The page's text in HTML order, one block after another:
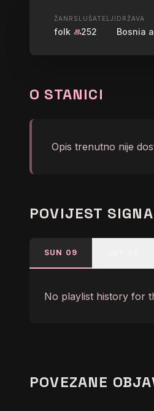
UŽIVO
ŽANR
folk
SLUŠATELJI
group252
DRŽAVA
Bosnia
O STANICI
Opis trenutno nije
POVIJEST
SUN 09
No playlist history for
POVEZANE